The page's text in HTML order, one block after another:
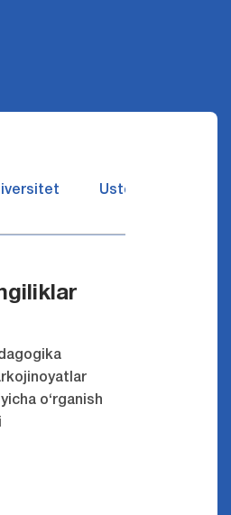
Ustozlar suhbatin
o‘rganish